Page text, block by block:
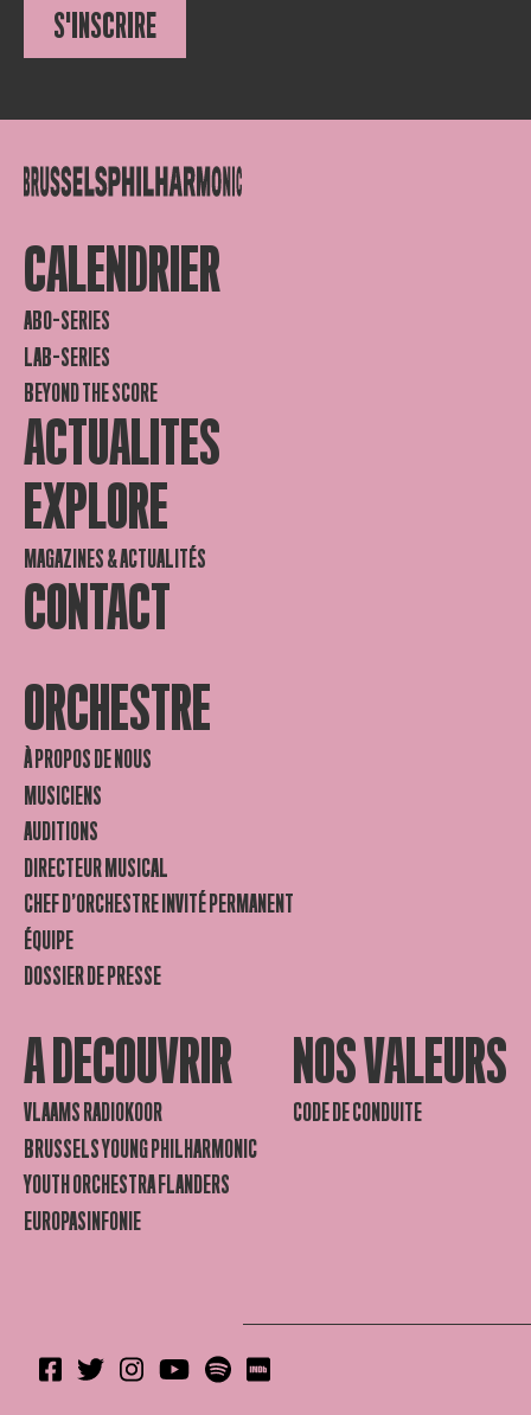
S'INSCRIRE
CALENDRIER
ABO-SERIES
LAB-SERIES
BEYOND THE SCORE
ACTUALITES
EXPLORE
MAGAZINES & ACTUALITÉS
CONTACT
ORCHESTRE
À PROPOS DE NOUS
MUSICIENS
AUDITIONS
DIRECTEUR MUSICAL
CHEF D’ORCHESTRE INVITÉ PERMANENT
ÉQUIPE
DOSSIER DE PRESSE
A DECOUVRIR
VLAAMS RADIOKOOR
BRUSSELS YOUNG PHILHARMONIC
YOUTH ORCHESTRA FLANDERS
EUROPASINFONIE
NOS VALEURS
CODE DE CONDUITE